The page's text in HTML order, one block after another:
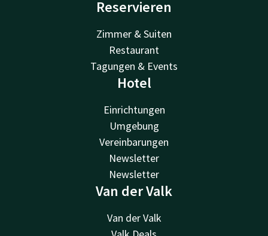
Reservieren
Zimmer & Suiten
Restaurant
Tagungen & Events
Hotel
Einrichtungen
Umgebung
Vereinbarungen
Newsletter
Newsletter
Van der Valk
Van der Valk